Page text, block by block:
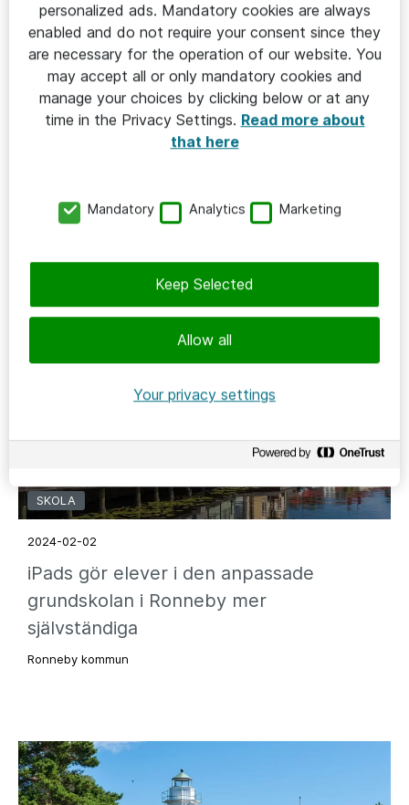
SKOLA
hantering av elevärenden
Carlssons skola
SKOLA
2024-02-02
iPads gör elever i den anpassade
grundskolan i Ronneby mer
självständiga
Ronneby kommun
personalized ads. Mandatory cookies are always
enabled and do not require your consent since they
are necessary for the operation of our website. You
may accept all or only mandatory cookies and
manage your choices by clicking below or at any
time in the Privacy Settings. Read more about
that here
Mandatory Analytics Marketing
Allow all
Keep Selected
Your privacy settings